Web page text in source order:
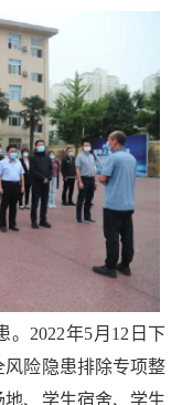
。2022年5月12日下
险隐患排除专项整
、学生宿舍、学生